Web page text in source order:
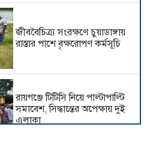
জীববৈচিত্র্য সংরক্ষণে চুয়াডাঙ্গায়
রাস্তার পাশে বৃক্ষরোপণ কর্মসূচি
রায়গঞ্জে টিটিসি নিয়ে পাল্টাপাল্টি
সমাবেশ, সিদ্ধান্তের অপেক্ষায় দুই
এলাকা